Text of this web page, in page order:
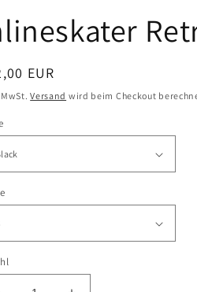
EUR
Versand wird beim Checkout